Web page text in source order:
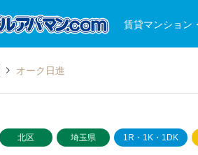
賃貸マンション
オーク日進
北区 埼玉県 1R・1K・1DK